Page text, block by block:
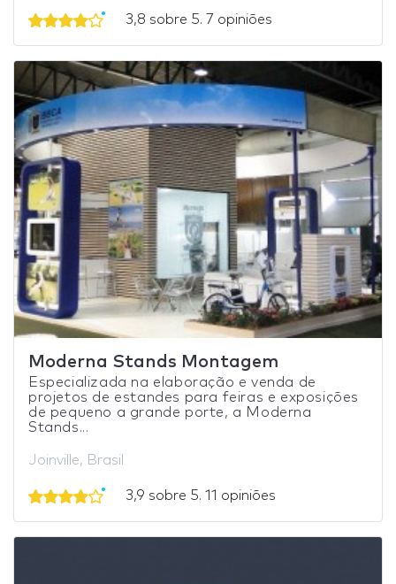
3,8 sobre 5. 7 opiniões
Moderna Stands Montagem
Especializada na elaboração e venda de
projetos de estandes para feiras e exposições
de pequeno a grande porte, a Moderna
Stands...
Joinville, Brasil
3,9 sobre 5. 11 opiniões